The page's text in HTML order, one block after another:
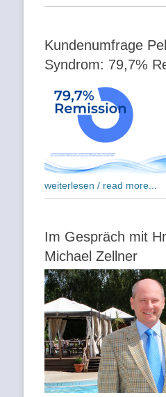
Kundenumfrage
Syndrom: 79,7%
weiterlesen / read more...
Im Gespräch mit
Michael Zellner